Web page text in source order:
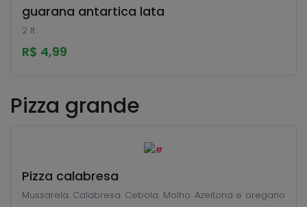
guarana antartica lata
2 lt
R$ 4,99
Pizza grande
Pizza calabresa
Mussarela. Calabresa. Cebola. Molho. Azeitona e oregano